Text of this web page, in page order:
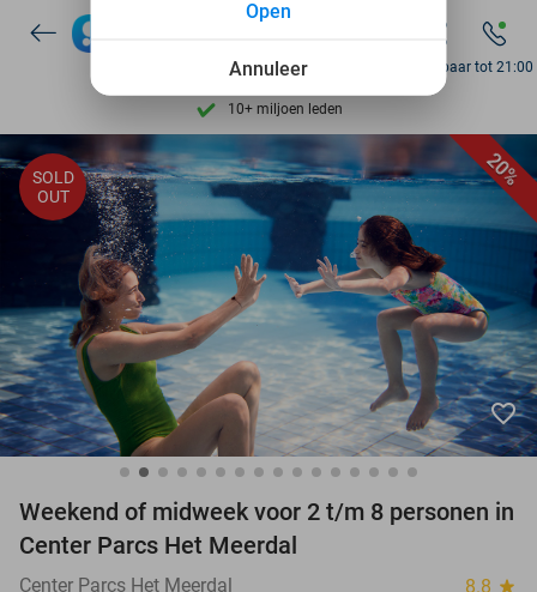
Ontdek 15.000+ deals
7 dagen per week beschikbaar
10+ miljoen leden
9,4 op basis van 206.298 reviews
Ontdek 15.000+ deals
7 dagen per week beschikbaar
10+ miljoen leden
Bereikbaar tot 21:00
20%
SOLD
OUT
favorite_border
Weekend of midweek voor 2 t/m 8 personen in
Center Parcs Het Meerdal
Center Parcs Het Meerdal 8.8 star
Annuleer
Open